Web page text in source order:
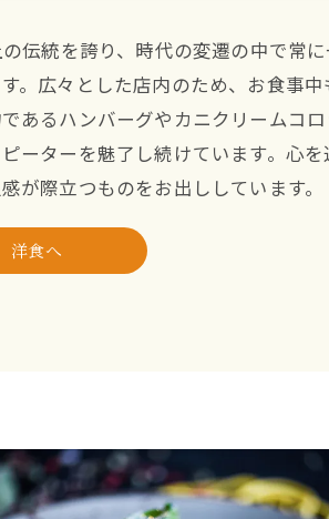
伝統を誇り、時代の変遷の中で常
。広々とした店内のため、お食事
あるハンバーグやカニクリームコ
ーターを魅了し続けています。心
が際立つものをお出ししています。
洋食へ